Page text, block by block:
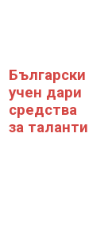
Български
учен дари
средства
за таланти